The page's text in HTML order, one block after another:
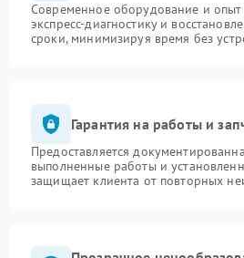
Современное оборудование и опыт
экспресс-диагностику и
сроки, минимизируя время без
Гарантия на работы и
Предоставляется
выполненные работы и
защищает клиента от повторных